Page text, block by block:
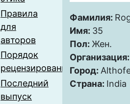
Правила
для
авторов
Порядок
рецензирования
Последний
выпуск
Фамилия:
Имя: 35
Пол: Жен.
Город:
Страна: India